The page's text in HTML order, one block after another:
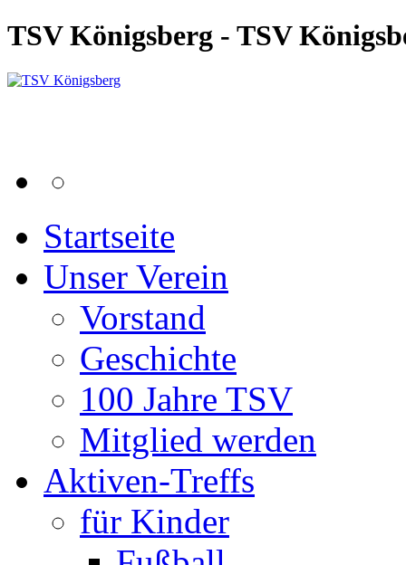
TSV Königsberg - TSV
Startseite
Unser Verein
Vorstand
Geschichte
100 Jahre TSV
Mitglied werden
Aktiven-Treffs
für Kinder